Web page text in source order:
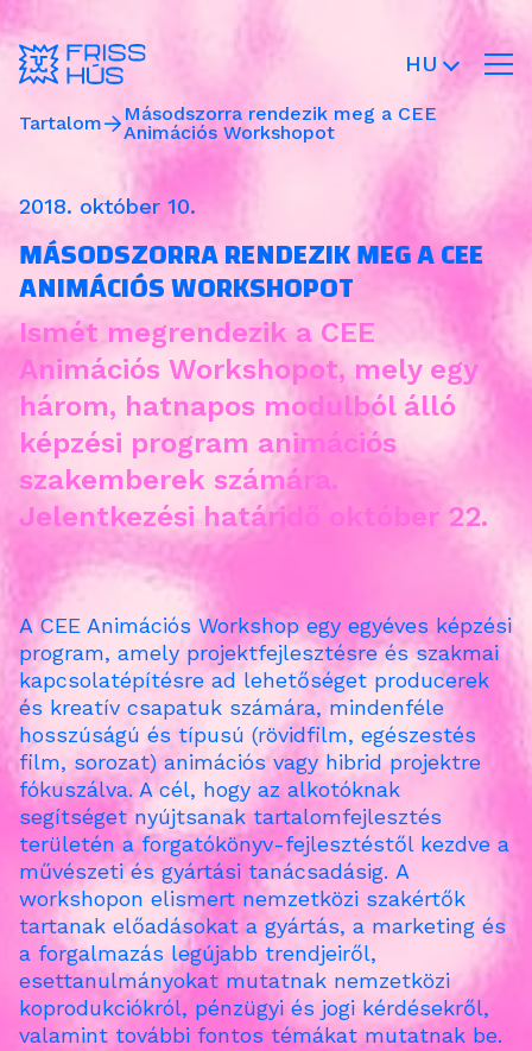
HU
Tartalom
Másodszorra rendezik meg a CEE
Animációs Workshopot
2018. október 10.
MÁSODSZORRA RENDEZIK MEG A CEE
ANIMÁCIÓS WORKSHOPOT
Ismét megrendezik a CEE
Animációs Workshopot, mely egy
három, hatnapos modulból álló
képzési program animációs
szakemberek számára.
Jelentkezési határidő október 22.
A CEE Animációs Workshop egy egyéves képzési
program, amely projektfejlesztésre és szakmai
kapcsolatépítésre ad lehetőséget producerek
és kreatív csapatuk számára, mindenféle
hosszúságú és típusú (rövidfilm, egészestés
film, sorozat) animációs vagy hibrid projektre
fókuszálva. A cél, hogy az alkotóknak
segítséget nyújtsanak tartalomfejlesztés
területén a forgatókönyv-fejlesztéstől kezdve a
művészeti és gyártási tanácsadásig. A
workshopon elismert nemzetközi szakértők
tartanak előadásokat a gyártás, a marketing és
a forgalmazás legújabb trendjeiről,
esettanulmányokat mutatnak nemzetközi
koprodukciókról, pénzügyi és jogi kérdésekről,
valamint további fontos témákat mutatnak be.